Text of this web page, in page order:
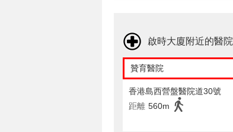
啟時大廈附近的醫院
贊育醫院
香港島西營盤醫院道30號
距離 560m